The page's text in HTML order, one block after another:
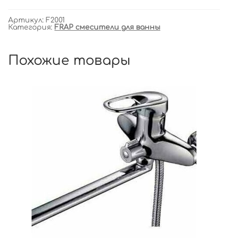
Артикул: F2001
Категория: FRAP смесители для ванны
Похожие товары